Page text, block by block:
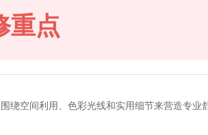
重点
绕空间利用、色彩光线和实用细节来营造专业